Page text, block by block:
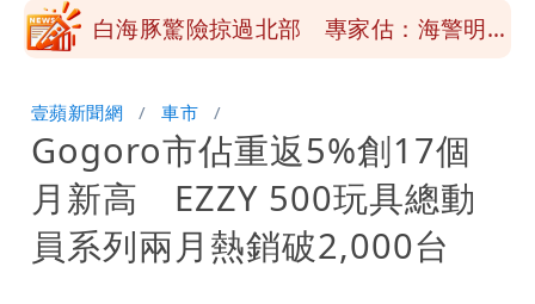
砸重金再買一整桌卡盒
白海豚驚險掠過北部 專家估：海警明發
「終於能交代」 捐500萬獎學金延續愛
白海豚颱風逼近！鄭明典示警「恐遇黑潮
變強」 路徑分歧藏警訊：不利強度維持
壹蘋新聞網 車市
Gogoro市佔重返5%創17個
月新高 EZZY 500玩具總動
員系列兩月熱銷破2,000台